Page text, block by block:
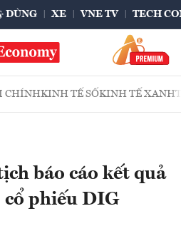
DÙNG XE VNE TV TECH
CHÍNHKINH TẾ SỐKINH TẾ XANH
báo cáo kết quả
cổ phiếu DIG